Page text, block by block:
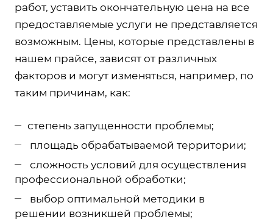
работ, уставить окончательную цена на все
предоставляемые услуги не представляется
возможным. Цены, которые представлены в
нашем прайсе, зависят от различных
факторов и могут изменяться, например, по
таким причинам, как:
степень запущенности проблемы;
площадь обрабатываемой территории;
сложность условий для осуществления
профессиональной обработки;
выбор оптимальной методики в
решении возникшей проблемы;